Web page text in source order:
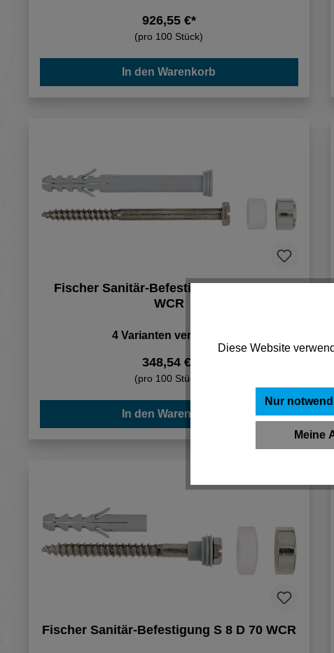
926,55 €*
(pro 100 Stück)
In den Warenkorb
Fischer Sanitär-Befestigung S 8 RD 80
WCR
4 Varianten verfügbar
348,54 €*
(pro 100 Stück)
In den Warenkorb
Fischer Sanitär-Befestigung S 8 D 70 WCR
Diese Website
Nur
Meine